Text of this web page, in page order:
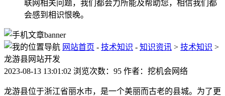
联网相关问题，我们都会力所能及帮助您，相信我们都
会感到相识恨晚。
网站首页 - 技术知识 - 知识资讯 > 技术知识 >
龙游县网站开发
2023-08-13 13:01:02 浏览次数：95 作者：挖机会网络
龙游县位于浙江省丽水市，是一个美丽而古老的县城。为了更